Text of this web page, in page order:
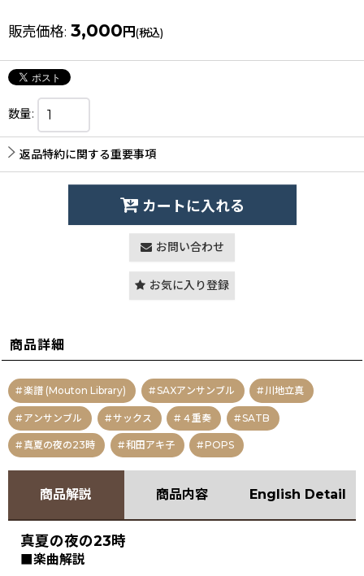
販売価格: 3,000 円(税込)
数量:
返品特約に関する重要事項
カートに入れる
お問い合わせ
お気に入り登録
商品詳細
楽譜 (Mouton Library) SAXアンサンブル 川地立真
アンサンブル サックス ４重奏 SATB
真夏の夜の23時 和田アキ子 POPS
商品解説 商品内容 English Detail
真夏の夜の23時
■楽曲解説